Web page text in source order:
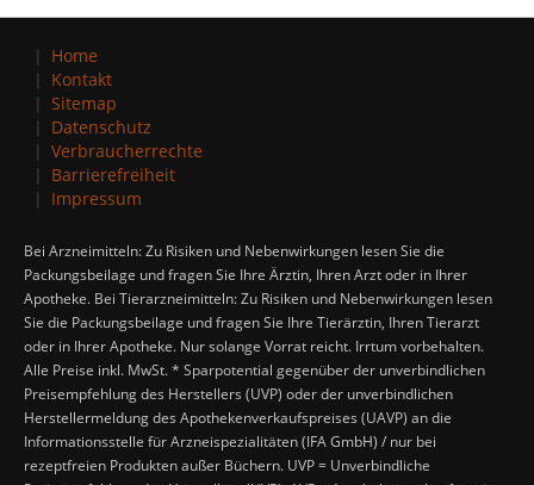
Home
Kontakt
Sitemap
Datenschutz
Verbraucherrechte
Barrierefreiheit
Impressum
Bei Arzneimitteln: Zu Risiken und Nebenwirkungen lesen Sie die
Packungsbeilage und fragen Sie Ihre Ärztin, Ihren Arzt oder in Ihrer
Apotheke. Bei Tierarzneimitteln: Zu Risiken und Nebenwirkungen lesen
Sie die Packungsbeilage und fragen Sie Ihre Tierärztin, Ihren Tierarzt
oder in Ihrer Apotheke. Nur solange Vorrat reicht. Irrtum vorbehalten.
Alle Preise inkl. MwSt. * Sparpotential gegenüber der unverbindlichen
Preisempfehlung des Herstellers (UVP) oder der unverbindlichen
Herstellermeldung des Apothekenverkaufspreises (UAVP) an die
Informationsstelle für Arzneispezialitäten (IFA GmbH) / nur bei
rezeptfreien Produkten außer Büchern. UVP = Unverbindliche